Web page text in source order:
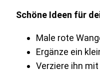
Schöne Ideen für
Male rote
Ergänze ein
Verziere ihn